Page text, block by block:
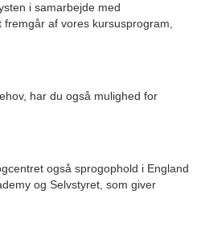
i samarbejde med
af vores kursusprogram,
har du også mulighed for
også sprogophold i England
og Selvstyret, som giver